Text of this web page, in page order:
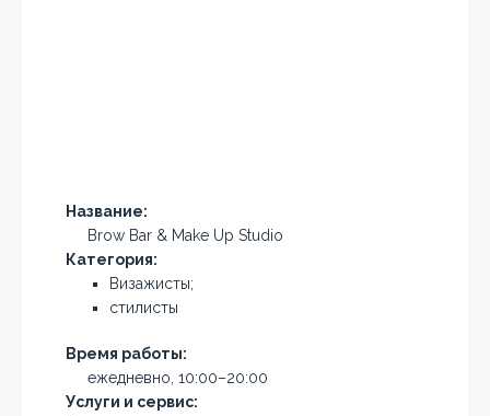
Название:
Brow Bar & Make Up Studio
Категория:
Визажисты;
стилисты
Время работы:
ежедневно, 10:00–20:00
Услуги и сервис: